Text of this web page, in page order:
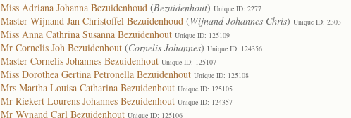
Miss Adriana Johanna Bezuidenhoud (Bezuidenhout) Unique ID: 2277
Master Wijnand Jan Christoffel Bezuidenhoud (Wijnand Johannes Chris) Unique ID: 2303
Miss Anna Cathrina Susanna Bezuidenhout Unique ID: 125109
Mr Cornelis Joh Bezuidenhout (Cornelis Johannes) Unique ID: 124356
Master Cornelis Johannes Bezuidenhout Unique ID: 125107
Miss Dorothea Gertina Petronella Bezuidenhout Unique ID: 125108
Mrs Martha Louisa Catharina Bezuidenhout Unique ID: 125105
Mr Riekert Lourens Johannes Bezuidenhout Unique ID: 124357
Mr Wynand Carl Bezuidenhout Unique ID: 125106